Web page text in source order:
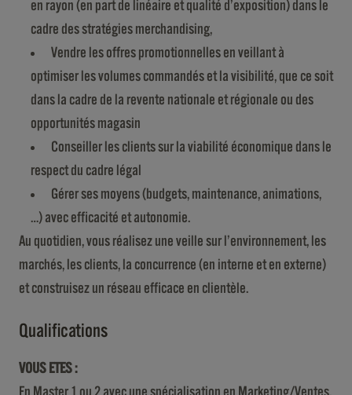
en rayon (en part de linéaire et qualité d’exposition) dans le
cadre des stratégies merchandising,
Vendre les offres promotionnelles en veillant à
optimiser les volumes commandés et la visibilité, que ce soit
dans la cadre de la revente nationale et régionale ou des
opportunités magasin
Conseiller les clients sur la viabilité économique dans le
respect du cadre légal
Gérer ses moyens (budgets, maintenance, animations,
…) avec efficacité et autonomie.
Au quotidien, vous réalisez une veille sur l’environnement, les
marchés, les clients, la concurrence (en interne et en externe)
et construisez un réseau efficace en clientèle.
Qualifications
VOUS ETES :
En Master 1 ou 2 avec une spécialisation en Marketing/Ventes,